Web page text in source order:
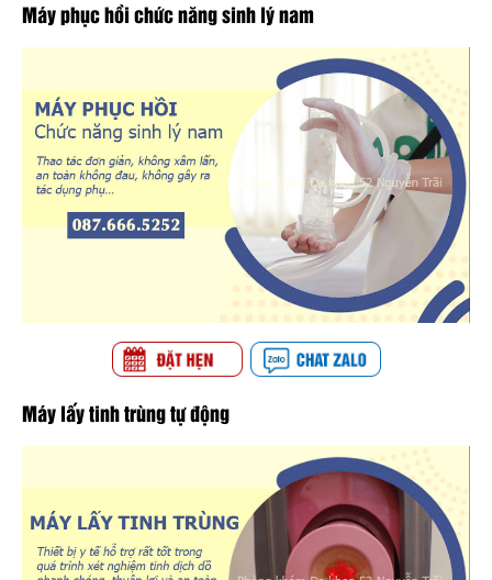
Máy phục hồi chức năng sinh lý nam
Máy lấy tinh trùng tự động